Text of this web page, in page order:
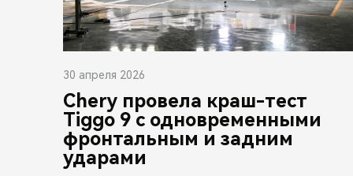
30 апреля 2026
Chery провела краш-тест
Tiggo 9 с одновременными
фронтальным и задним
ударами